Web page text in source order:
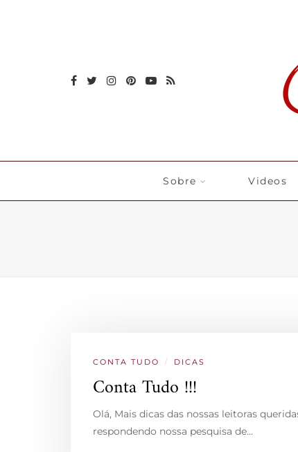
Sobre Videos
CONTA TUDO / DICAS
Conta Tudo !!!
Olá, Mais dicas das nossas leitoras
respondendo nossa pesquisa de…